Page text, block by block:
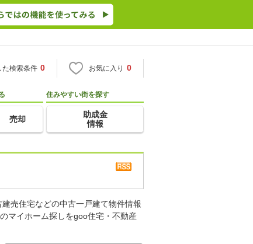
た検索条件 0 お気に入り 0
売却
住みやすい街を探す
助成金
情報
売住宅などの中古一戸建て物件情報
マイホーム探しをgoo住宅・不動産